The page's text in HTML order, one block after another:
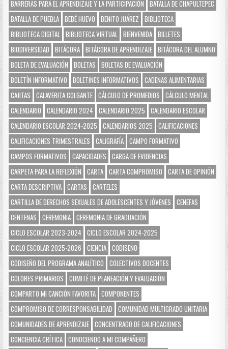
BARRERAS PARA EL APRENDIZAJE Y LA PARTICIPACIÓN
BATALLA DE CHAPULTEPEC
BATALLA DE PUEBLA BEBÉ HUEVO BENITO JUÁREZ
BIBLIOTECA
BIBLIOTECA DIGITAL BIBLIOTECA VIRTUAL BIENVENIDA BILLETES
BIODIVERSIDAD
BITÁCORA BITÁCORA DE APRENDIZAJE BITÁCORA DEL ALUMNO
BOLETA DE EVALUACIÓN
BOLETAS
BOLETAS DE EVALUACIÓN
BOLETÍN INFORMATIVO
BOLETINES INFORMATIVOS
CADENAS ALIMENTARIAS
CAJITAS
CALAVERITA COLGANTE CÁLCULO DE PROMEDIOS
CÁLCULO MENTAL
CALENDARIO
CALENDARIO 2024 CALENDARIO 2025
CALENDARIO ESCOLAR
CALENDARIO ESCOLAR 2024-2025
CALENDARIOS 2025
CALIFICACIONES
CALIFICACIONES TRIMESTRALES
CALIGRAFÍA CAMPO FORMATIVO
CAMPOS FORMATIVOS
CAPACIDADES
CARGA DE EVIDENCIAS
CARPETA PARA LA REFLEXIÓN
CARTA CARTA COMPROMISO
CARTA DE OPINIÓN
CARTA DESCRIPTIVA CARTAS
CARTELES
CARTILLA DE DERECHOS SEXUALES DE ADOLESCENTES Y JÓVENES
CENEFAS
CENTENAS
CEREMONIA CEREMONIA DE GRADUACIÓN
CICLO ESCOLAR 2023-2024
CICLO ESCOLAR 2024-2025
CICLO ESCOLAR 2025-2026
CIENCIA CODISEÑO
CODISEÑO DEL PROGRAMA ANALÍTICO
COLECTIVOS DOCENTES
COLORES PRIMARIOS
COMITÉ DE PLANEACIÓN Y EVALUACIÓN
COMPARTO MI CANCIÓN FAVORITA COMPONENTES
COMPROMISO DE CORRESPONSABILIDAD
COMUNIDAD MULTIGRADO UNITARIA
COMUNIDADES DE APRENDIZAJE CONCENTRADO DE CALIFICACIONES
CONCIENCIA CRÍTICA CONOCIENDO A MI COMPAÑERO